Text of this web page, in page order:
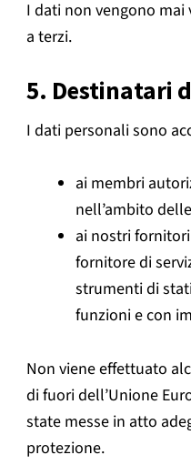
I dati non vengono
a terzi.
5. Destinatari
I dati personali sono
ai membri
nell’ambito
ai nostri
fornitore di
strumenti di
funzioni e con
Non viene effettuato
di fuori dell’Unione
state messe in atto
protezione.